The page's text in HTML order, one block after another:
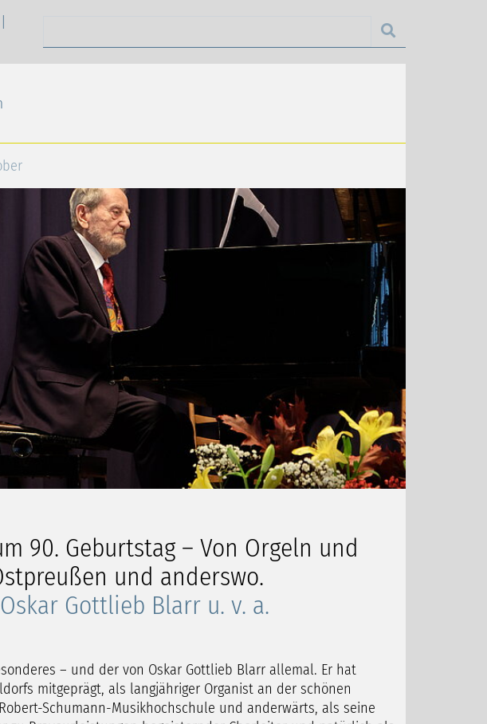
90. Geburtstag – Von Orgeln und
und anderswo.
Gottlieb Blarr u. v. a.
– und der von Oskar Gottlieb Blarr allemal. Er hat
mitgeprägt, als langjähriger Organist an der schönen
Schumann-Musikhochschule und anderwärts, als seine